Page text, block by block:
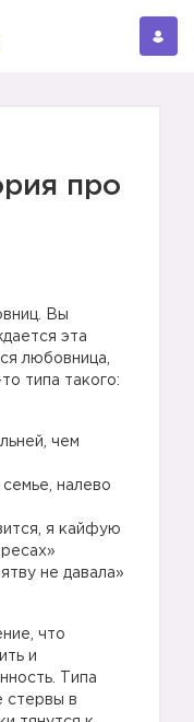
про
Вы
эта
любовница,
типа такого:
чем
налево
я кайфую
не давала»
что
и
Типа
стервы в